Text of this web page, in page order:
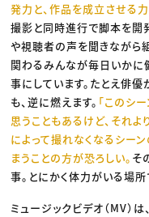
発力と、作品を成立させる
撮影と同時進行で脚本を開
や視聴者の声を聞きながら
関わるみんなが毎日いかに
事にしています。たとえ俳
も、逆に燃えます。 「このシ
思うこともあるけど、それ
によって撮れなくなるシー
まうことの方が恐ろしい。 そ
事。とにかく体力がいる場所
ミュージックビデオ（MV）